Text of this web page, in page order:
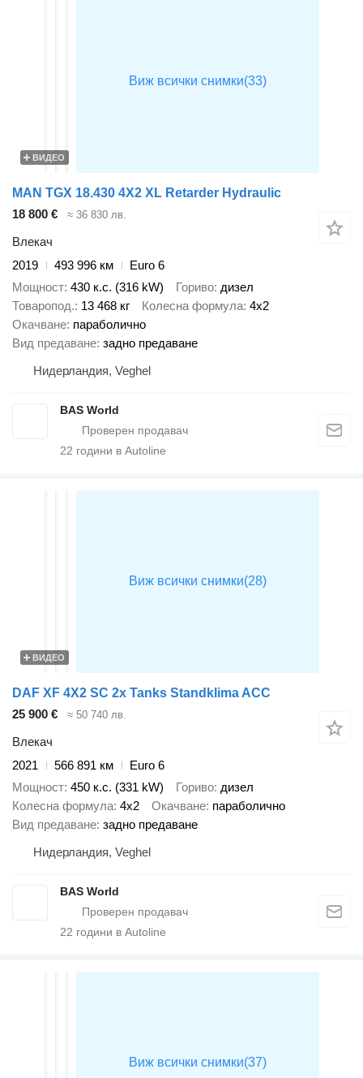
ВИДЕО
MAN TGX 18.430 4X2 XL Retarder Hydraulic
18 800 €
≈ 36 830 лв.
Влекач
2019
493 996 км
Euro 6
Мощност 430 к.с. (316 kW) Гориво дизел
Товаропод. 13 468 кг Колесна формула 4x2
Окачване параболично
Вид предаване задно предаване
Нидерландия, Veghel
BAS World
22 години в Autoline
ВИДЕО
DAF XF 4X2 SC 2x Tanks Standklima ACC
25 900 €
≈ 50 740 лв.
Влекач
2021
566 891 км
Euro 6
Мощност 450 к.с. (331 kW) Гориво дизел
Колесна формула 4x2 Окачване параболично
Вид предаване задно предаване
Нидерландия, Veghel
BAS World
22 години в Autoline